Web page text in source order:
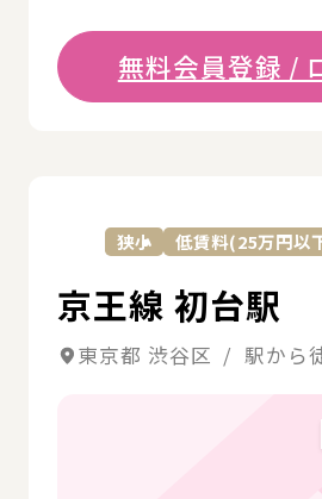
無料会員登録 /
狭小 低賃料(25万円以
京王線 初台駅
東京都 渋谷区 / 駅から